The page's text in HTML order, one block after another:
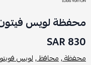
محفظة لويس
830 SAR
محفظة ,محافظ ,لويس